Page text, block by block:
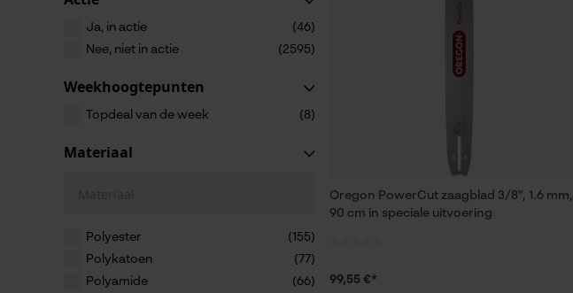
Ja, in actie
(46)
Nee, niet in actie
(2595)
Weekhoogtepunten
Topdeal van de week (8)
Materiaal
Polyester
(155)
Polykatoen
(77)
Polyamide
(66)
Oregon PowerCut zaagblad 3/8", 1.6 mm,
90 cm in speciale uitvoering
99,55 €*